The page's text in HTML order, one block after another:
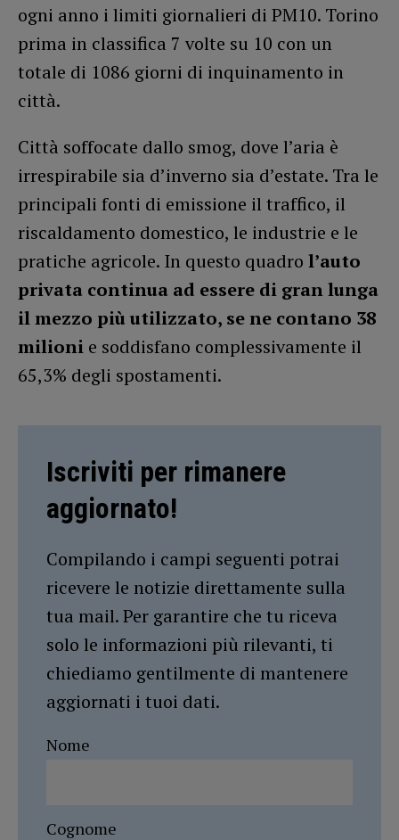
ogni anno i limiti giornalieri di PM10. Torino
prima in classifica 7 volte su 10 con un
totale di 1086 giorni di inquinamento in
città.
Città soffocate dallo smog, dove l’aria è
irrespirabile sia d’inverno sia d’estate. Tra le
principali fonti di emissione il traffico, il
riscaldamento domestico, le industrie e le
pratiche agricole. In questo quadro l’auto
privata continua ad essere di gran lunga
il mezzo più utilizzato, se ne contano 38
milioni e soddisfano complessivamente il
65,3% degli spostamenti.
Iscriviti per rimanere
aggiornato!
Compilando i campi seguenti potrai
ricevere le notizie direttamente sulla
tua mail. Per garantire che tu riceva
solo le informazioni più rilevanti, ti
chiediamo gentilmente di mantenere
aggiornati i tuoi dati.
Nome
Cognome